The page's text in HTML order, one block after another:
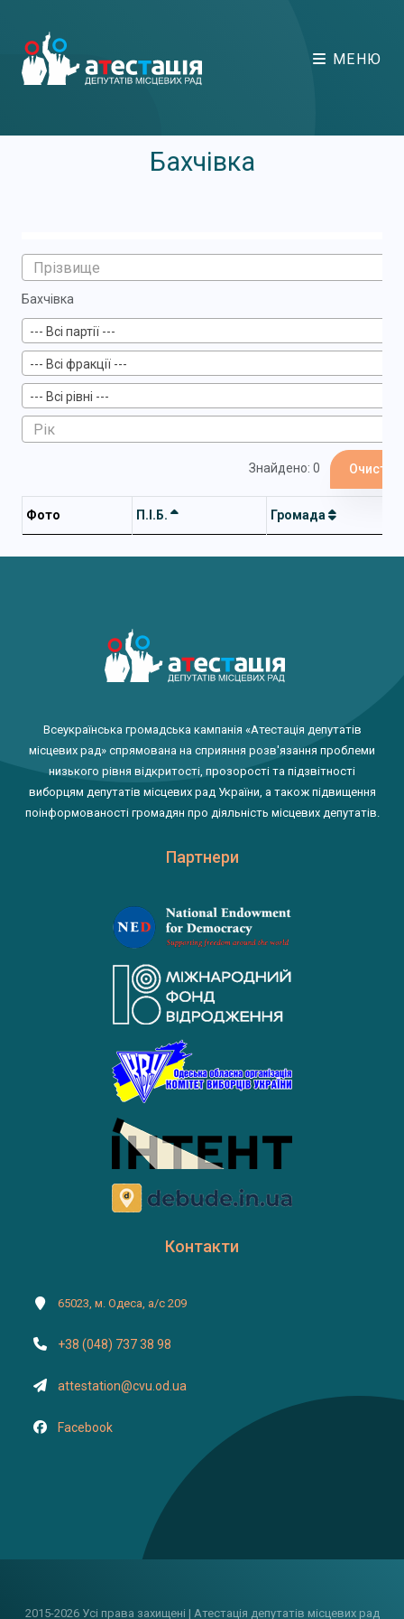
МЕНЮ
Бахчівка
Бахчівка
--- Всі партії ---
--- Всі фракції ---
--- Всі рівні ---
Знайдено: 0
Фото П.І.Б. Громада
Всеукраїнська громадська кампанія «Атестація депутатів
місцевих рад» спрямована на сприяння розв'язання проблеми
низького рівня відкритості, прозорості та підзвітності
виборцям депутатів місцевих рад України, а також підвищення
поінформованості громадян про діяльність місцевих депутатів.
Партнери
Контакти
65023, м. Одеса, а/с 209
+38 (048) 737 38 98
attestation@cvu.od.ua
Facebook
2015-2026 Усі права захищені | Атестація депутатів місцевих рад